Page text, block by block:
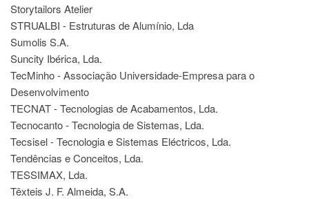
Storytailors Atelier
STRUALBI - Estruturas de Alumínio, Lda
Sumolis S.A.
Suncity Ibérica, Lda.
TecMinho - Associação Universidade-Empresa para o
Desenvolvimento
TECNAT - Tecnologias de Acabamentos, Lda.
Tecnocanto - Tecnologia de Sistemas, Lda.
Tecsisel - Tecnologia e Sistemas Eléctricos, Lda.
Tendências e Conceitos, Lda.
TESSIMAX, Lda.
Têxteis J. F. Almeida, S.A.